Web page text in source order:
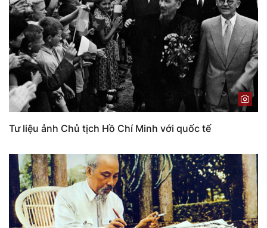
Tư liệu ảnh Chủ tịch Hồ Chí Minh với quốc tế